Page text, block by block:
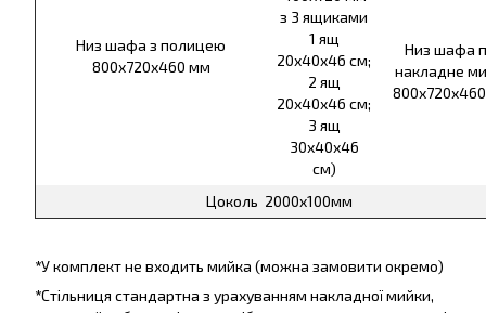
Низ шафа з полицею
800х720х460 мм
з 3 ящиками
1 ящ
20х40х46 см;
2 ящ
20х40х46 см;
3 ящ
30х40х46
см)
Низ шафа
накладне
Цоколь 2000х100мм
*У комплект не входить мийка (можна замовити окремо)
*Стільниця стандартна з урахуванням накладної мийки,